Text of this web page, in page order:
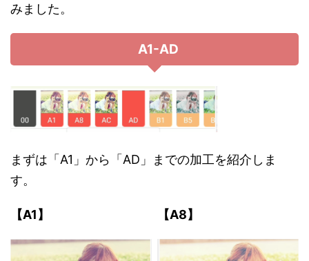
みました。
A1-AD
まずは「A1」から「AD」までの加工を紹介しま
す。
【A1】 【A8】